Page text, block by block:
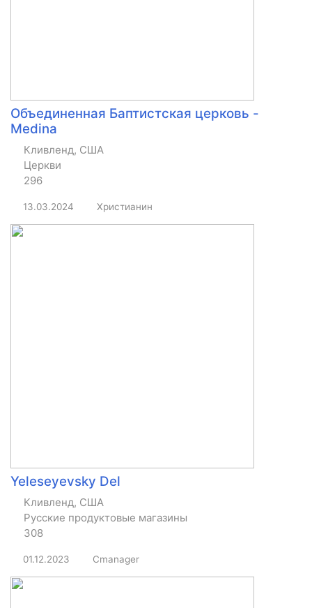
Объединенная Баптистская церковь -
Medina
Кливленд, США
Церкви
296
13.03.2024 Христианин
Yeleseyevsky Del
Кливленд, США
Русские продуктовые магазины
308
01.12.2023 Cmanager